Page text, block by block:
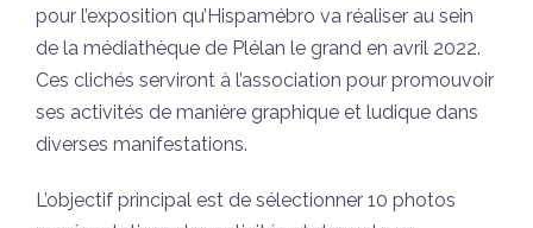
pour l’exposition qu’Hispamébro va réaliser au sein
de la médiathèque de Plélan le grand en avril 2022.
Ces clichés serviront à l’association pour promouvoir
ses activités de manière graphique et ludique dans
diverses manifestations.
L’objectif principal est de sélectionner 10 photos